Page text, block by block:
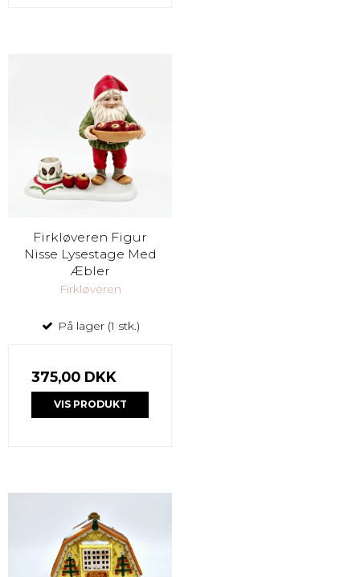
Firkløveren Figur
Nisse Lysestage Med
Æbler
Firkløveren
På lager (1 stk.)
375,00 DKK
VIS PRODUKT